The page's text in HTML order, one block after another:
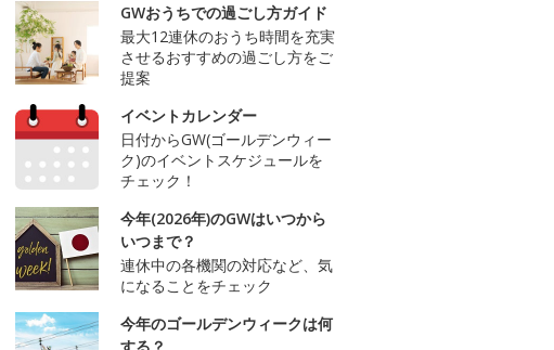
GWおうちでの過ごし方ガイド
最大12連休のおうち時間を充実
させるおすすめの過ごし方をご
提案
イベントカレンダー
日付からGW(ゴールデンウィー
ク)のイベントスケジュールを
チェック！
今年(2026年)のGWはいつから
いつまで？
連休中の各機関の対応など、気
になることをチェック
今年のゴールデンウィークは何